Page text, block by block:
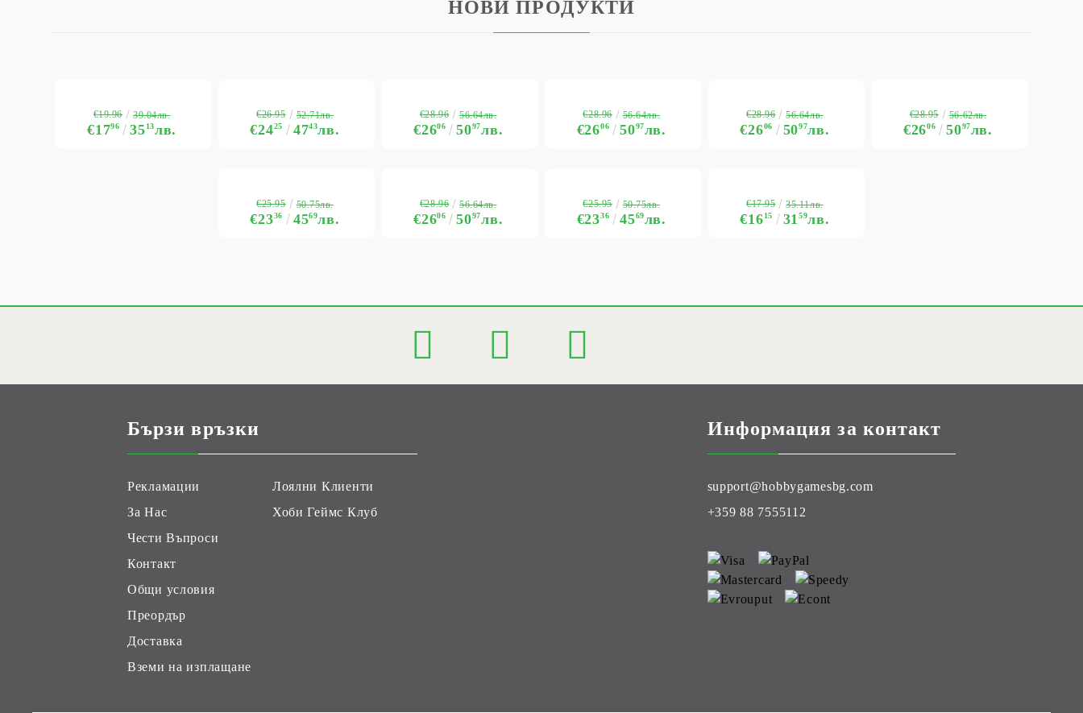
НОВИ ПРОДУКТИ
€1796 3513лв.
€19.96 39.04лв.
€2425 4743лв.
€26.95 52.71лв.
€2606 5097лв.
€28.96 56.64лв.
€2606 5097лв.
€28.96 56.64лв.
€2606 5097лв.
€28.96 56.64лв.
€2606 5097лв.
€28.95 56.62лв.
€2336 4569лв.
€25.95 50.75лв.
€2606 5097лв.
€28.96 56.64лв.
€2336 4569лв.
€25.95 50.75лв.
€1615 3159лв.
€17.95 35.11лв.
Бързи връзки
Рекламации
За Нас
Чести Въпроси
Контакт
Общи условия
Преордър
Доставка
Вземи на изплащане
Лоялни Клиенти
Хоби Геймс Клуб
Информация за контакт
support@hobbygamesbg.com
+359 88 7555112